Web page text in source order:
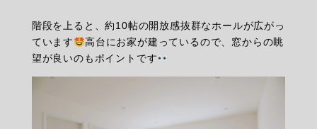
階段を上ると、約10帖の開放感抜群なホールが広がっ
ています
高台にお家が建っているので、窓からの眺
望が良いのもポイントです